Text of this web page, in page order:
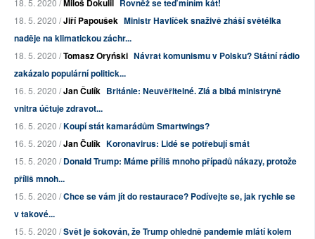
18. 5. 2020 /Miloš Dokulil Rovněž se teď míním kát!
18. 5. 2020 /Jiří Papoušek Ministr Havlíček snaživě zháší světélka
naděje na klimatickou záchr...
18. 5. 2020 /Tomasz Oryński Návrat komunismu v Polsku? Státní rádio
zakázalo populární politick...
16. 5. 2020 /Jan Čulík Británie: Neuvěřitelné. Zlá a blbá ministryně
vnitra účtuje zdravot...
16. 5. 2020 /Koupí stát kamarádům Smartwings?
16. 5. 2020 /Jan Čulík Koronavirus: Lidé se potřebují smát
15. 5. 2020 /Donald Trump: Máme příliš mnoho případů nákazy, protože
příliš mnoh...
15. 5. 2020 /Chce se vám jít do restaurace? Podívejte se, jak rychle se
v takové...
15. 5. 2020 /Svět je šokován, že Trump ohledně pandemie mlátí kolem